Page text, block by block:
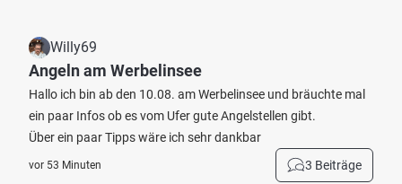
Willy69
Angeln am Werbelinsee
Hallo ich bin ab den 10.08. am Werbelinsee und bräuchte mal
ein paar Infos ob es vom Ufer gute Angelstellen gibt.
Über ein paar Tipps wäre ich sehr dankbar
vor 53 Minuten 3 Beiträge